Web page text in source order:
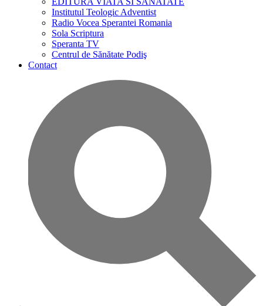
Institutul Teologic Adventist
Radio Vocea Sperantei Romania
Sola Scriptura
Speranta TV
Centrul de Sănătate Podiş
Contact